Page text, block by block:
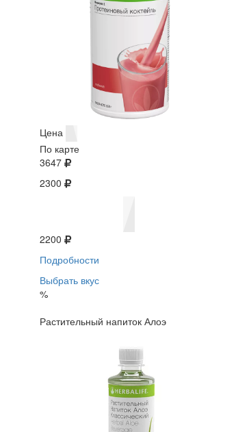
Цена
По карте
3647
2300
2200
Подробности
Выбрать вкус
%
Растительный напиток Алоэ